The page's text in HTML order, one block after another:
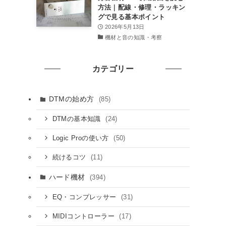
方法｜配線・修理・ラッキン
グで見る基本ポイント
2026年5月13日
機材と音の知識・考察
カテゴリー
DTMの始め方 (85)
DTMの基本知識 (24)
Logic Proの使い方 (50)
続けるコツ (11)
ハード機材 (394)
EQ・コンプレッサー (31)
MIDIコントローラー (17)